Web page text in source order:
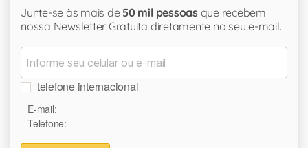
Junte-se às mais de 50 mil pessoas que recebem
nossa Newsletter Gratuita diretamente no seu e-mail.
telefone internacional
E-mail:
Telefone: